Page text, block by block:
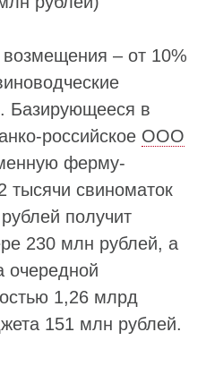
– от 10%
Базирующееся в
российское ООО
ферму-
тысячи свиноматок
получит
230 млн рублей, а
очередной
1,26 млрд
151 млн рублей.